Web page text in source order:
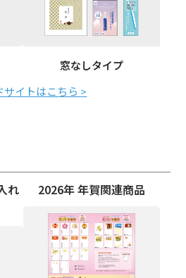
窓なしタイプ
サイトはこちら >
れ
2026年 年賀関連商品